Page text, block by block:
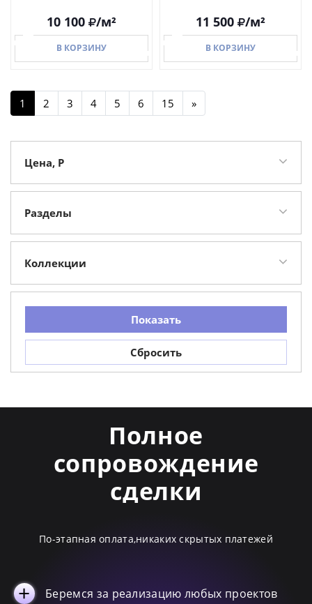
10 100 /м²
В КОРЗИНУ
11 500 /м²
В КОРЗИНУ
1 2 3 4 5 6 15 »
Цена, Р
Разделы
Керамогранит 194
Крупноформатный керамогранит
Мозаика 34
Коллекции
Prexious of Rex 105
Etoile Di Rex 54
48
Reves De Rex 23
Показать
Сбросить
Полное
сопровождение
сделки
По-этапная оплата,никаких скрытых платежей
Беремся за реализацию любых проектов